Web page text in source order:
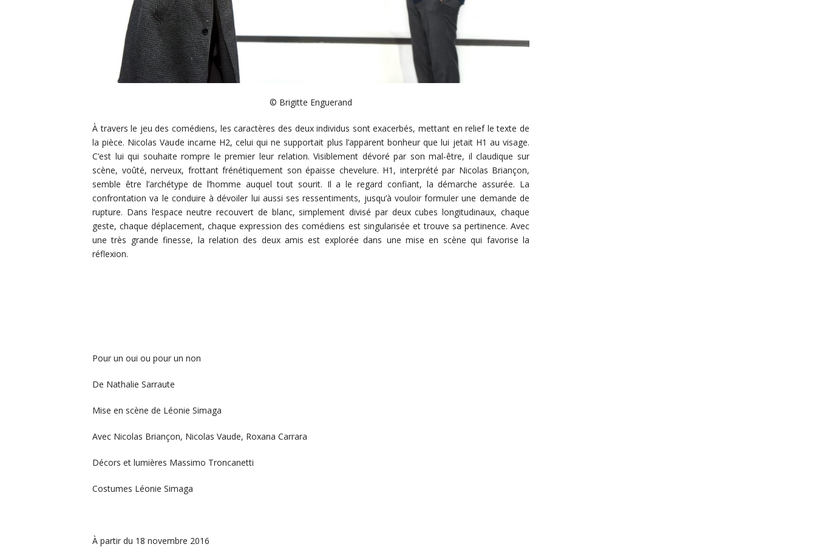
© Brigitte Enguerand
À travers le jeu des comédiens, les caractères des deux individus sont exacerbés, mettant en relief le texte de
la pièce. Nicolas Vaude incarne H2, celui qui ne supportait plus l’apparent bonheur que lui jetait H1 au visage.
C’est lui qui souhaite rompre le premier leur relation. Visiblement dévoré par son mal-être, il claudique sur
scène, voûté, nerveux, frottant frénétiquement son épaisse chevelure. H1, interprété par Nicolas Briançon,
semble être l’archétype de l’homme auquel tout sourit. Il a le regard confiant, la démarche assurée. La
confrontation va le conduire à dévoiler lui aussi ses ressentiments, jusqu’à vouloir formuler une demande de
rupture. Dans l’espace neutre recouvert de blanc, simplement divisé par deux cubes longitudinaux, chaque
geste, chaque déplacement, chaque expression des comédiens est singularisée et trouve sa pertinence. Avec
une très grande finesse, la relation des deux amis est explorée dans une mise en scène qui favorise la
réflexion.
Pour un oui ou pour un non
De Nathalie Sarraute
Mise en scène de Léonie Simaga
Avec Nicolas Briançon, Nicolas Vaude, Roxana Carrara
Décors et lumières Massimo Troncanetti
Costumes Léonie Simaga
À partir du 18 novembre 2016